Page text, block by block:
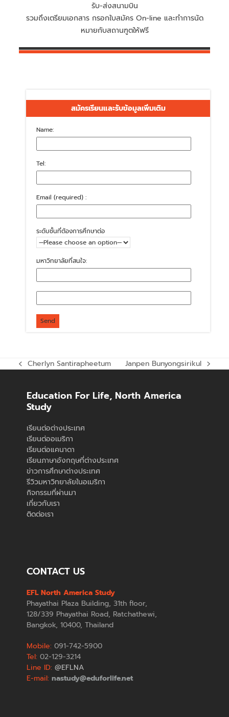
รับ-ส่งสนามบิน
รวมถึงเตรียมเอกสาร กรอกใบสมัคร On-line และทำการนัด
หมายกับสถานฑูตให้ฟรี
สมัครเรียนและรับข้อมูลเพิ่มเติม
Name:
Tel:
Email (required) :
ระดับชั้นที่ต้องการศึกษาต่อ
มหาวิทยาลัยที่สนใจ:
previous
Cherlyn Santirapheetum
next
Janpen Bunyongsirikul
Education For Life, North America
Study
เรียนต่อต่างประเทศ
เรียนต่ออเมริกา
เรียนต่อแคนาดา
เรียนภาษาอังกฤษที่ต่างประเทศ
ข่าวการศึกษาต่างประเทศ
รีวิวมหาวิทยาลัยในอเมริกา
กิจกรรมที่ผ่านมา
เกี่ยวกับเรา
ติดต่อเรา
CONTACT US
EFL North America Study
Phayathai Plaza Building, 31th floor,
128/339 Phayathai Road, Ratchathewi,
Bangkok, 10400, Thailand
Mobile: 091-742-5900
Tel: 02-129-3214
Line ID: @EFLNA
E-mail: nastudy@eduforlife.net